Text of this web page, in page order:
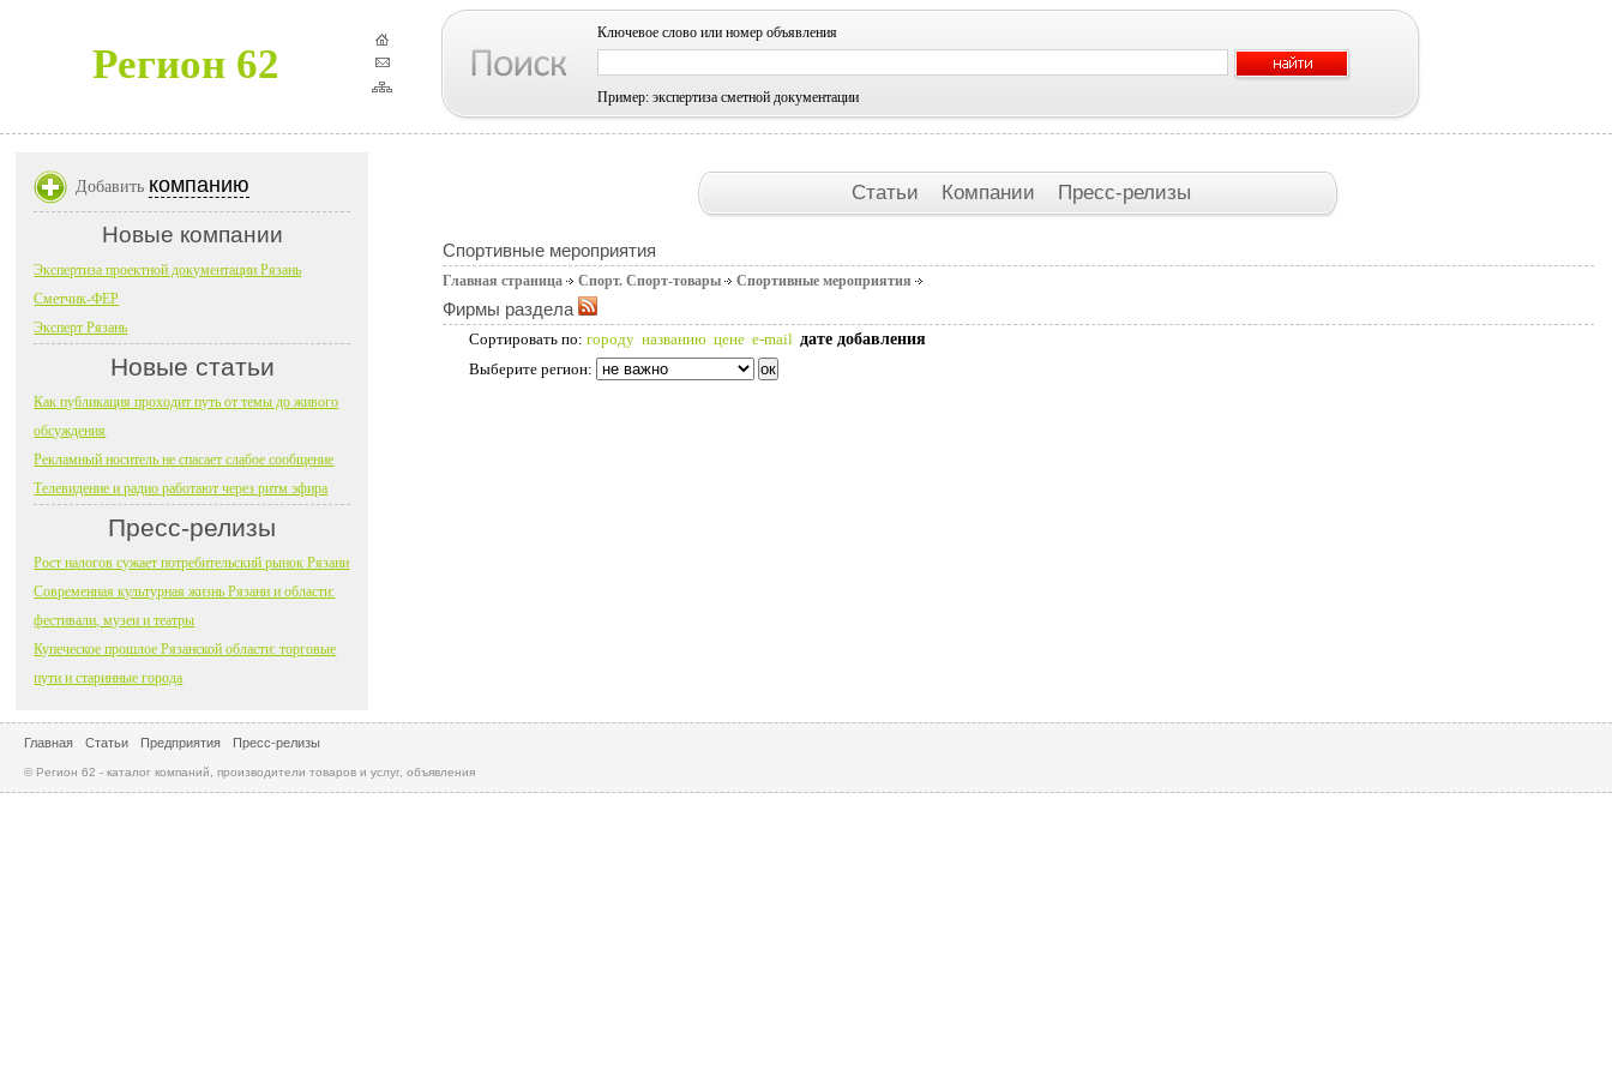
Регион 62
Ключевое слово или номер объявления
Пример: экспертиза сметной документации
Статьи Компании Пресс-релизы
Спортивные мероприятия
Главная страница Спорт. Спорт-товары Спортивные мероприятия
Фирмы раздела
Сортировать по: городу названию цене e-mail дате добавления
Выберите регион:
Добавить компанию
Новые компании
Экспертиза проектной документации Рязань
Сметчик-ФЕР
Эксперт Рязань
Новые статьи
Как публикация проходит путь от темы до живого
обсуждения
Рекламный носитель не спасает слабое сообщение
Телевидение и радио работают через ритм эфира
Пресс-релизы
Рост налогов сужает потребительский рынок Рязани
Современная культурная жизнь Рязани и области:
фестивали, музеи и театры
Купеческое прошлое Рязанской области: торговые
пути и старинные города
Главная Статьи Предприятия Пресс-релизы
© Регион 62 - каталог компаний, производители товаров и услуг, объявления